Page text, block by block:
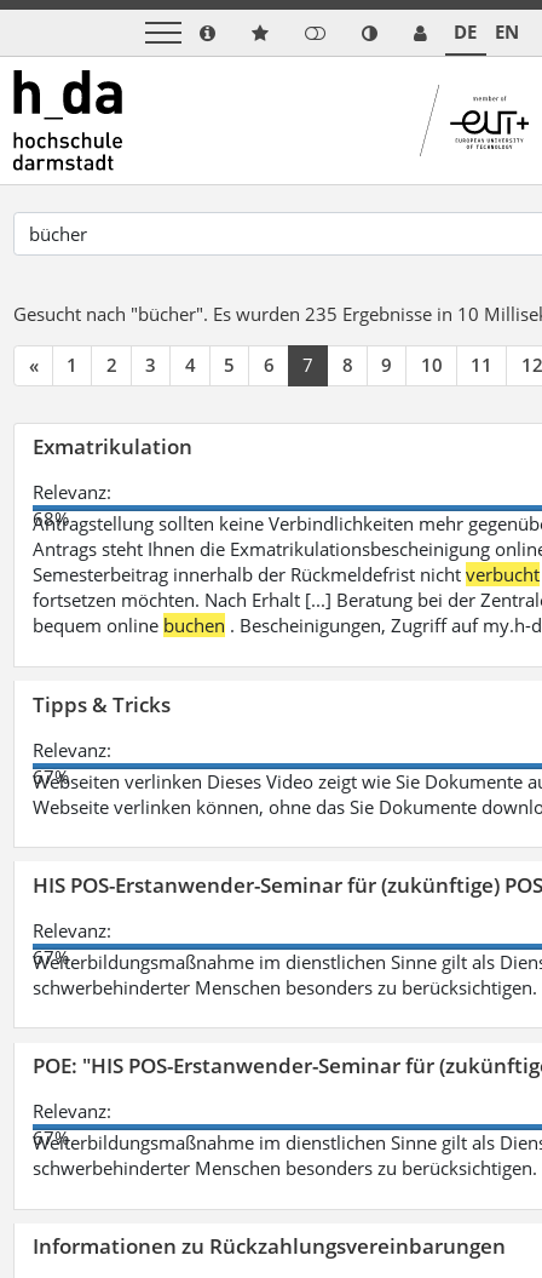
DE EN
Gesucht nach "bücher". Es wurden 235 Ergebnisse in 10
« 1 2 3 4 5 6 7 8 9 10 11 12
Exmatrikulation
Relevanz:
68%
Antragstellung sollten keine Verbindlichkeiten mehr
Antrags steht Ihnen die Exmatrikulationsbescheinigung
Semesterbeitrag innerhalb der Rückmeldefrist nichtverbucht
fortsetzen möchten. Nach Erhalt [...] Beratung bei der
bequem online buchen . Bescheinigungen, Zugriff auf
Tipps & Tricks
Relevanz:
67%
Webseiten verlinken Dieses Video zeigt wie Sie Dokumente
Webseite verlinken können, ohne das Sie Dokumente
HIS POS-Erstanwender-Seminar für (zukünftige)
Relevanz:
67%
Weiterbildungsmaßnahme im dienstlichen Sinne gilt als
schwerbehinderter Menschen besonders zu berücksichtigen.
POE: "HIS POS-Erstanwender-Seminar für
Relevanz:
67%
Weiterbildungsmaßnahme im dienstlichen Sinne gilt als
schwerbehinderter Menschen besonders zu berücksichtigen.
Informationen zu Rückzahlungsvereinbarungen